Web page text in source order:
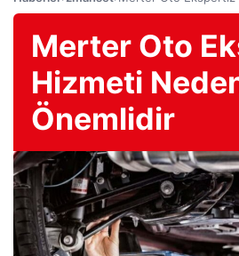
Merter Oto
Hizmeti
Önemlidir